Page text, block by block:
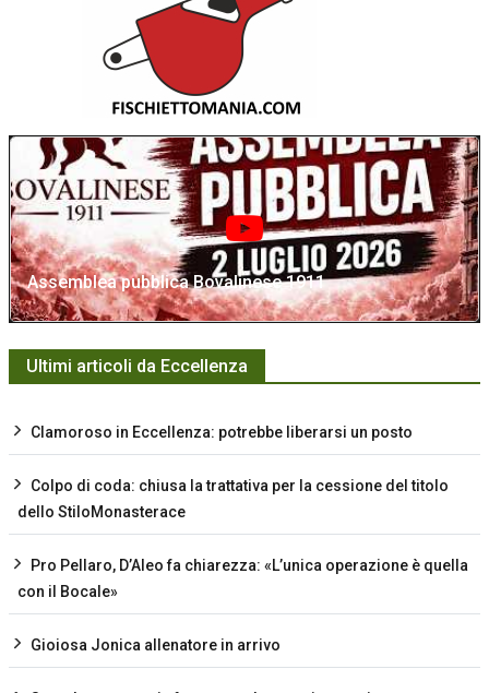
Assemblea pubblica Bovalinese 1911
Ultimi articoli da Eccellenza
Clamoroso in Eccellenza: potrebbe liberarsi un posto
Colpo di coda: chiusa la trattativa per la cessione del titolo
dello StiloMonasterace
Pro Pellaro, D’Aleo fa chiarezza: «L’unica operazione è quella
con il Bocale»
Gioiosa Jonica allenatore in arrivo